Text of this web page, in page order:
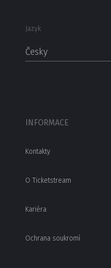
Jazyk
Česky
INFORMACE
Kontakty
O Ticketstream
Kariéra
Ochrana soukromí